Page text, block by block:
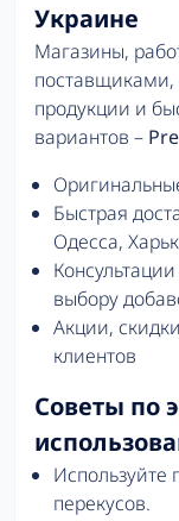
Украине
Магазины,
поставщиками,
продукции и
вариантов –
Быстрая
Одесса,
выбору
Акции,
клиентов
Советы по
Используйте
перекусов.